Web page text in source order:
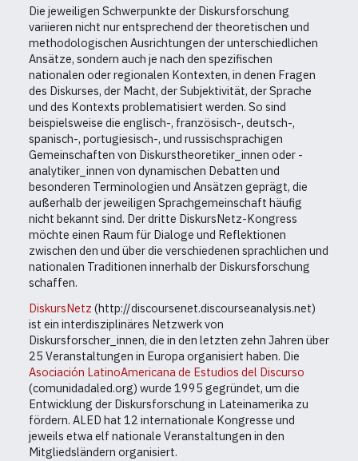
Die jeweiligen Schwerpunkte der Diskursforschung
variieren nicht nur entsprechend der theoretischen und
methodologischen Ausrichtungen der unterschiedlichen
Ansätze, sondern auch je nach den spezifischen
nationalen oder regionalen Kontexten, in denen Fragen
des Diskurses, der Macht, der Subjektivität, der Sprache
und des Kontexts problematisiert werden. So sind
beispielsweise die englisch-, französisch-, deutsch-,
spanisch-, portugiesisch-, und russischsprachigen
Gemeinschaften von Diskurstheoretiker_innen oder -
analytiker_innen von dynamischen Debatten und
besonderen Terminologien und Ansätzen geprägt, die
außerhalb der jeweiligen Sprachgemeinschaft häufig
nicht bekannt sind. Der dritte DiskursNetz-Kongress
möchte einen Raum für Dialoge und Reflektionen
zwischen den und über die verschiedenen sprachlichen und
nationalen Traditionen innerhalb der Diskursforschung
schaffen.
DiskursNetz (http://discoursenet.discourseanalysis.net)
ist ein interdisziplinäres Netzwerk von
Diskursforscher_innen, die in den letzten zehn Jahren über
25 Veranstaltungen in Europa organisiert haben. Die
Asociación LatinoAmericana de Estudios del Discurso
(comunidadaled.org) wurde 1995 gegründet, um die
Entwicklung der Diskursforschung in Lateinamerika zu
fördern. ALED hat 12 internationale Kongresse und
jeweils etwa elf nationale Veranstaltungen in den
Mitgliedsländern organisiert.